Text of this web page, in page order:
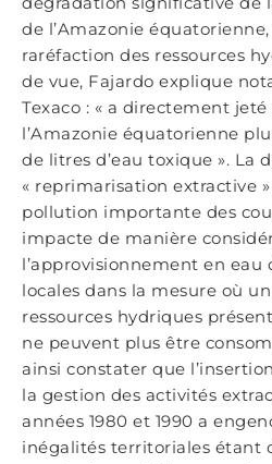
de l’Amazonie
raréfaction des ressources
de vue, Fajardo explique
Texaco : « a directement
l’Amazonie équatorienne
de litres d’eau toxique ». La
« reprimarisation extractive
pollution importante des
impacte de manière
l’approvisionnement en eau
locales dans la mesure où
ressources hydriques
ne peuvent plus être
ainsi constater que
la gestion des activités
années 1980 et 1990 a
inégalités territoriales étant